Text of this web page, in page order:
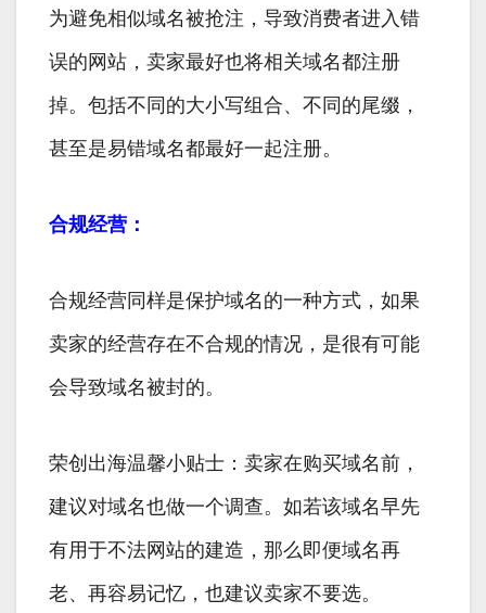
为避免相似域名被抢注，导致消费者进入错
误的网站，卖家最好也将相关域名都注册
掉。包括不同的大小写组合、不同的尾缀，
甚至是易错域名都最好一起注册。
合规经营：
合规经营同样是保护域名的一种方式，如果
卖家的经营存在不合规的情况，是很有可能
会导致域名被封的。
荣创出海温馨小贴士：卖家在购买域名前，
建议对域名也做一个调查。如若该域名早先
有用于不法网站的建造，那么即便域名再
老、再容易记忆，也建议卖家不要选。